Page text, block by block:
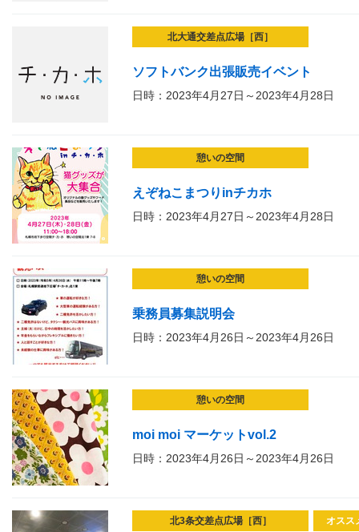
北大通交差点広場［西］
ソフトバンク出張販売イベント
日時：2023年4月27日～2023年4月28日
憩いの空間
えぞねこまつりinチカホ
日時：2023年4月27日～2023年4月28日
憩いの空間
乗務員募集説明会
日時：2023年4月26日～2023年4月26日
憩いの空間
moi moi マーケットvol.2
日時：2023年4月26日～2023年4月26日
北3条交差点広場［西］ オスス